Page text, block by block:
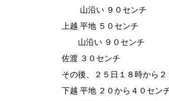
山沿い ９０センチ
上越 平地 ５０センチ
山沿い ９０センチ
佐渡 ３０センチ
その後、２５日１８時から
下越 平地 ２０から４０セン